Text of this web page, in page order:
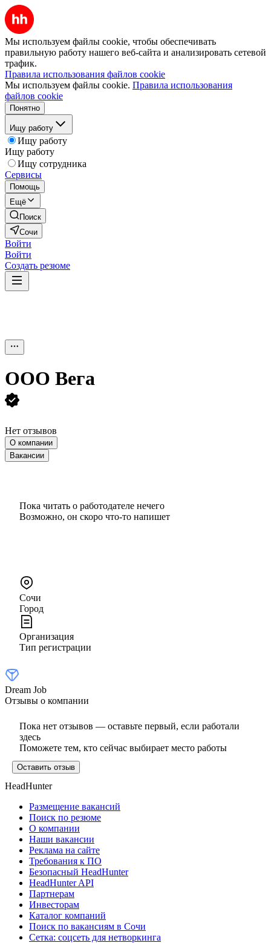
Мы используем файлы cookie, чтобы обеспечивать
правильную работу нашего веб-сайта и анализировать сетевой
трафик.
Правила использования файлов cookie
Мы используем файлы cookie. Правила использования
файлов cookie
Понятно
Ищу работу
Ищу работу
Ищу работу
Ищу сотрудника
Сервисы
Помощь
Ещё
Поиск
Сочи
Войти
Войти
Создать резюме
ООО Вега
Нет отзывов
О компании
Вакансии
Пока читать о работодателе нечего
Возможно, он скоро что‑то напишет
Сочи
Город
Организация
Тип регистрации
Dream Job
Отзывы о компании
Пока нет отзывов — оставьте первый, если работали
здесь
Поможете тем, кто сейчас выбирает место работы
Оставить отзыв
HeadHunter
Размещение вакансий
Поиск по резюме
О компании
Наши вакансии
Реклама на сайте
Требования к ПО
Безопасный HeadHunter
HeadHunter API
Партнерам
Инвесторам
Каталог компаний
Поиск по вакансиям в Сочи
Сетка: соцсеть для нетворкинга